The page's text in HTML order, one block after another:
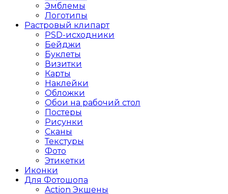
Эмблемы
Логотипы
Растровый клипарт
PSD-исходники
Бейджи
Буклеты
Визитки
Карты
Наклейки
Обложки
Обои на рабочий стол
Постеры
Рисунки
Сканы
Текстуры
Фото
Этикетки
Иконки
Для Фотошопа
Action Экшены